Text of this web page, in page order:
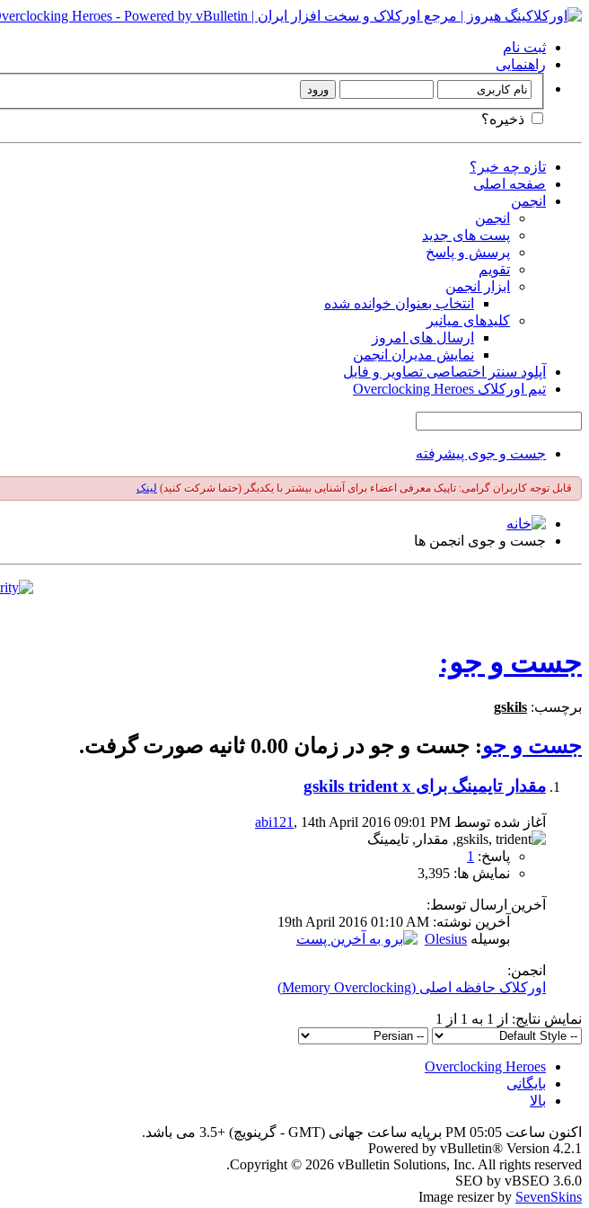
ثبت نام
راهنمایی
ذخیره؟
تازه چه خبر؟
صفحه اصلی
انجمن
انجمن
پست های جدید
پرسش و پاسخ
تقویم
ابزار انجمن
انتخاب بعنوان خوانده شده
کلیدهای میانبر
ارسال های امروز
نمایش مدیران انجمن
آپلود سنتر اختصاصی تصاویر و فایل
تیم اورکلاک Overclocking Heroes
جست و جوی پیشرفته
قابل توجه کاربران گرامی: تاپیک معرفی اعضاء برای آشنایی بیشتر با یکدیگر (حتما شرکت کنید) لینک
جست و جوی انجمن ها
جست و جو:
برچسب: gskils
جست و جو: جست و جو در زمان 0.00 ثانیه صورت گرفت.
مقدار تایمینگ برای gskils trident x
آغاز شده توسط abi121 , 14th April 2016 09:01 PM
پاسخ: 1
نمایش ها: 3,395
آخرین ارسال توسط:
آخرين نوشته: 19th April 2016 01:10 AM
بوسیله Olesius
انجمن:
اورکلاک حافظه اصلی (Memory Overclocking)
نمایش نتایج: از 1 به 1 از 1
Overclocking Heroes
بایگانی
بالا
اکنون ساعت 05:05 PM برپایه ساعت جهانی (GMT - گرینویچ) +3.5 می باشد.
Powered by vBulletin® Version 4.2.1
Copyright © 2026 vBulletin Solutions, Inc. All rights reserved.
SEO by vBSEO 3.6.0
Image resizer by SevenSkins